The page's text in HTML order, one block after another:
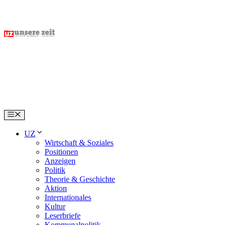
content
Menu
UZ
Wirtschaft & Soziales
Positionen
Anzeigen
Politik
Theorie & Geschichte
Aktion
Internationales
Kultur
Leserbriefe